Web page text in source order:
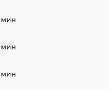
мин
мин
мин